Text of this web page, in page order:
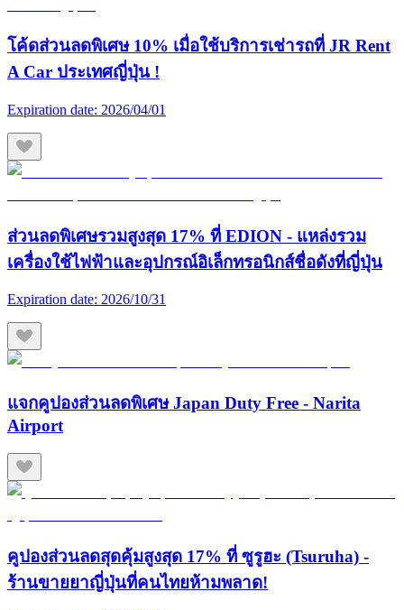
โค้ดส่วนลดพิเศษ 10% เมื่อใช้บริการเช่ารถที่ JR Rent
A Car ประเทศญี่ปุ่น !
Expiration date: 2026/04/01
ส่วนลดพิเศษรวมสูงสุด 17% ที่ EDION - แหล่งรวม
เครื่องใช้ไฟฟ้าและอุปกรณ์อิเล็กทรอนิกส์ชื่อดังที่ญี่ปุ่น
Expiration date: 2026/10/31
แจกคูปองส่วนลดพิเศษ Japan Duty Free - Narita
Airport
คูปองส่วนลดสุดคุ้มสูงสุด 17% ที่ ซูรูฮะ (Tsuruha) -
ร้านขายยาญี่ปุ่นที่คนไทยห้ามพลาด!